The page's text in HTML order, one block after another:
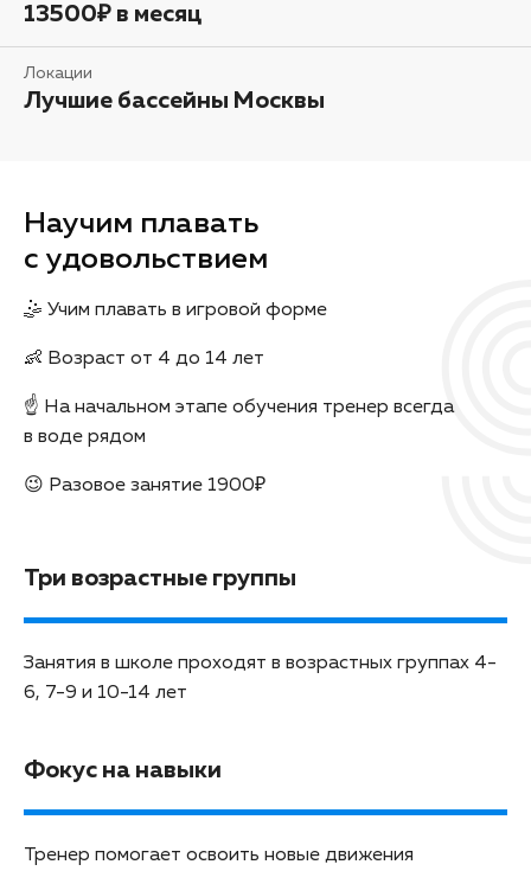
13500₽ в месяц
Локации
Лучшие бассейны Москвы
Научим плавать
с удовольствием
🤹‍ Учим плавать в игровой форме
👶 Возраст от 4 до 14 лет
☝️ На начальном этапе обучения тренер всегда
в воде рядом
😉 Разовое занятие 1900₽
Три возрастные группы
Занятия в школе проходят в возрастных группах 4-
6, 7-9 и 10-14 лет
Фокус на навыки
Тренер помогает освоить новые движения